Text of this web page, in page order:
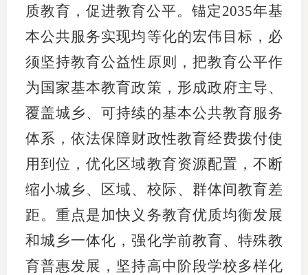
质教育，促进教育公平。锚定2035年基
本公共服务实现均等化的宏伟目标，必
须坚持教育公益性原则，把教育公平作
为国家基本教育政策，形成政府主导、
覆盖城乡、可持续的基本公共教育服务
体系，依法保障财政性教育经费拨付使
用到位，优化区域教育资源配置，不断
缩小城乡、区域、校际、群体间教育差
距。重点是加快义务教育优质均衡发展
和城乡一体化，强化学前教育、特殊教
育普惠发展，坚持高中阶段学校多样化